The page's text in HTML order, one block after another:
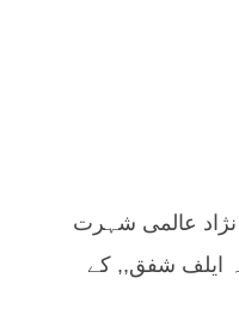
عالمی شہرت
ایلف شفق,, کے